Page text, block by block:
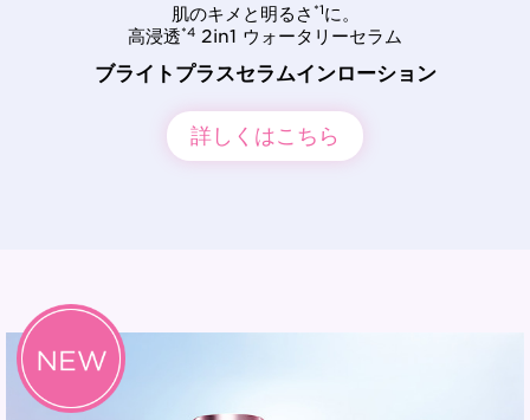
肌のキメと明るさ *1に。
高浸透*4 2in1 ウォータリーセラム
ブライトプラスセラムインローション
詳しくはこちら